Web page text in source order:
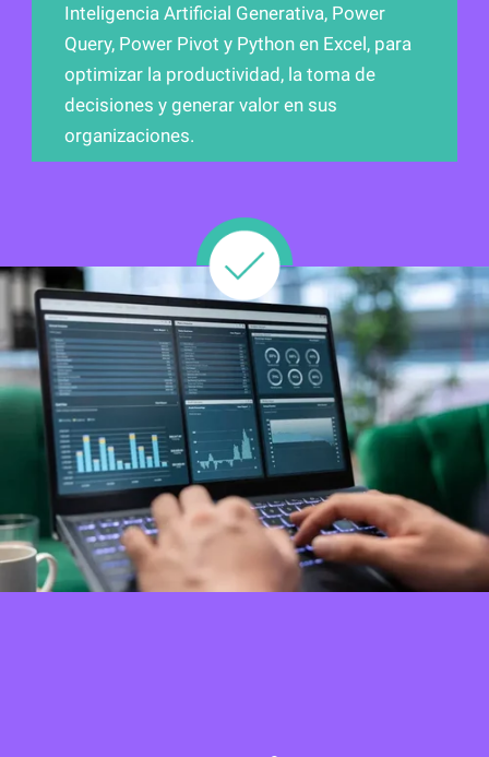
Inteligencia Artificial Generativa, Power
Query, Power Pivot y Python en Excel, para
optimizar la productividad, la toma de
decisiones y generar valor en sus
organizaciones.